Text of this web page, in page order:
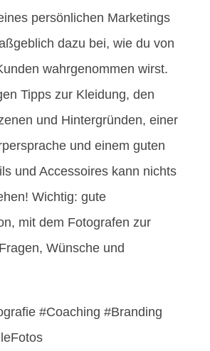
persönlichen Marketings
dazu bei, wie du von
wahrgenommen wirst.
Tipps zur Kleidung, den
und Hintergründen, einer
und einem guten
und Accessoires kann nichts
Wichtig: gute
mit dem Fotografen zur
Wünsche und
#Coaching #Branding